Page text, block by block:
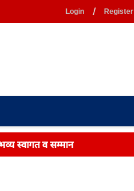
Login / Register
स्वागत व सम्मान